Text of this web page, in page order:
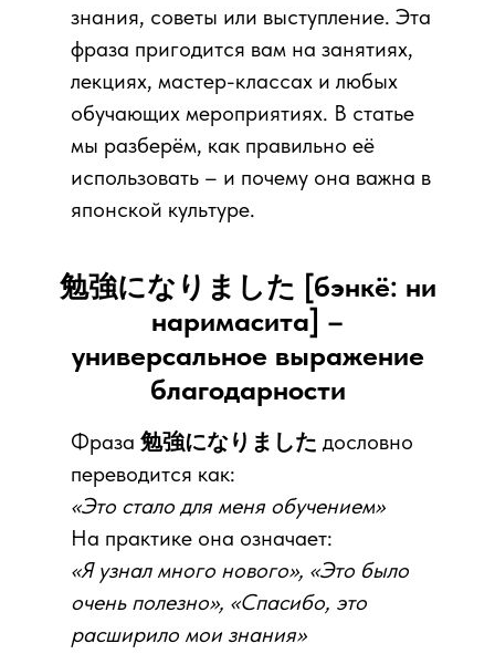
знания, советы или выступление. Эта
фраза пригодится вам на занятиях,
лекциях, мастер-классах и любых
обучающих мероприятиях. В статье
мы разберём, как правильно её
использовать – и почему она важна в
японской культуре.
勉強になりました [бэнкё: ни
наримасита] –
универсальное выражение
благодарности
Фраза 勉強になりました дословно
переводится как:
«Это стало для меня обучением»
На практике она означает:
«Я узнал много нового», «Это было
очень полезно», «Спасибо, это
расширило мои знания»